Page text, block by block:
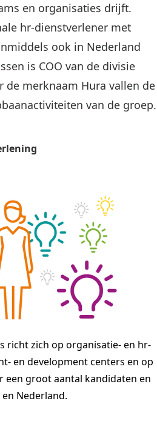
en organisaties drijft.
hr-dienstverlener met
ook in Nederland
is COO van de divisie
de merknaam Hura vallen de
van de groep.
richt zich op organisatie- en hr-
en development centers en op
een groot aantal kandidaten en
Nederland.